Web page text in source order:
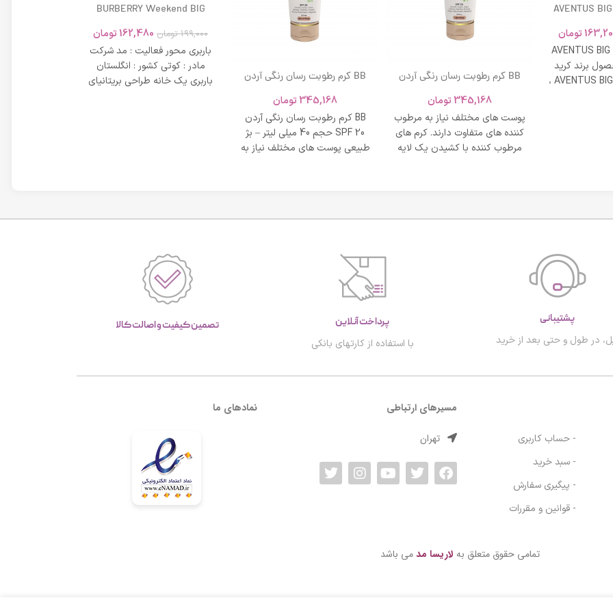
AVENTUS
تومان
AVENTUS
برند کرید
ادکلن AVENTUS BIG MODERN ،
BB کرم رطوبت رسان رنگی آردن
روشن
345,168تومان
پوست های مختلف نیاز به مرطوب
کننده های متفاوت دارند. کرم های
مرطوب کننده با کشیدن یک لایه
BB کرم رطوبت رسان رنگی آردن
طبیعی
345,168تومان
BB کرم رطوبت رسان رنگی آردن
SPF 20 حجم 40 میلی لیتر – بژ
طبیعی پوست های مختلف نیاز به
BURBERRY Weekend BIG
199,000 تومان 162,480تومان
باربری محور فعالیت : مد شرکت
مادر : کوتی کشور : انگلستان
باربری یک خانه طراحی بریتانیای
پشتیبانی
در طول و حتی بعد از خرید
پرداخت آنلاین
با استفاده از کارتهای بانکی
تصمین کیفیت و اصالت کالا
- حساب کاربری
- سبد خرید
- پیگیری سفارش
- قوانین و مقررات
مسیرهای ارتباطی
تهران
نمادهای ما
تمامی حقوق متعلق به لاریسا مدمی باشد